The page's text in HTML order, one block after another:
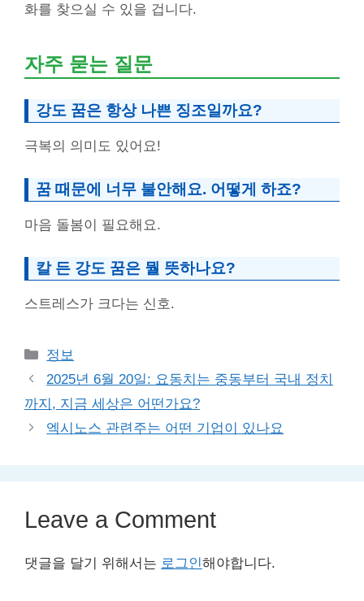
화를 찾으실 수 있을 겁니다.
자주 묻는 질문
강도 꿈은 항상 나쁜 징조일까요?
극복의 의미도 있어요!
꿈 때문에 너무 불안해요. 어떻게 하죠?
마음 돌봄이 필요해요.
칼 든 강도 꿈은 뭘 뜻하나요?
스트레스가 크다는 신호.
Categories
정보
2025년 6월 20일: 요동치는 중동부터 국내 정치
까지, 지금 세상은 어떤가요?
엑시노스 관련주는 어떤 기업이 있나요
Leave a Comment
댓글을 달기 위해서는 로그인해야합니다.